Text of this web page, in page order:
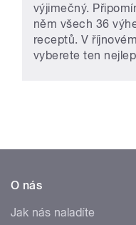
výjimečný.
něm všech 36
receptů. V
vyberete ten
O nás
Jak nás naladíte